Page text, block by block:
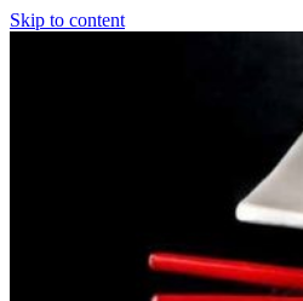
Skip to content